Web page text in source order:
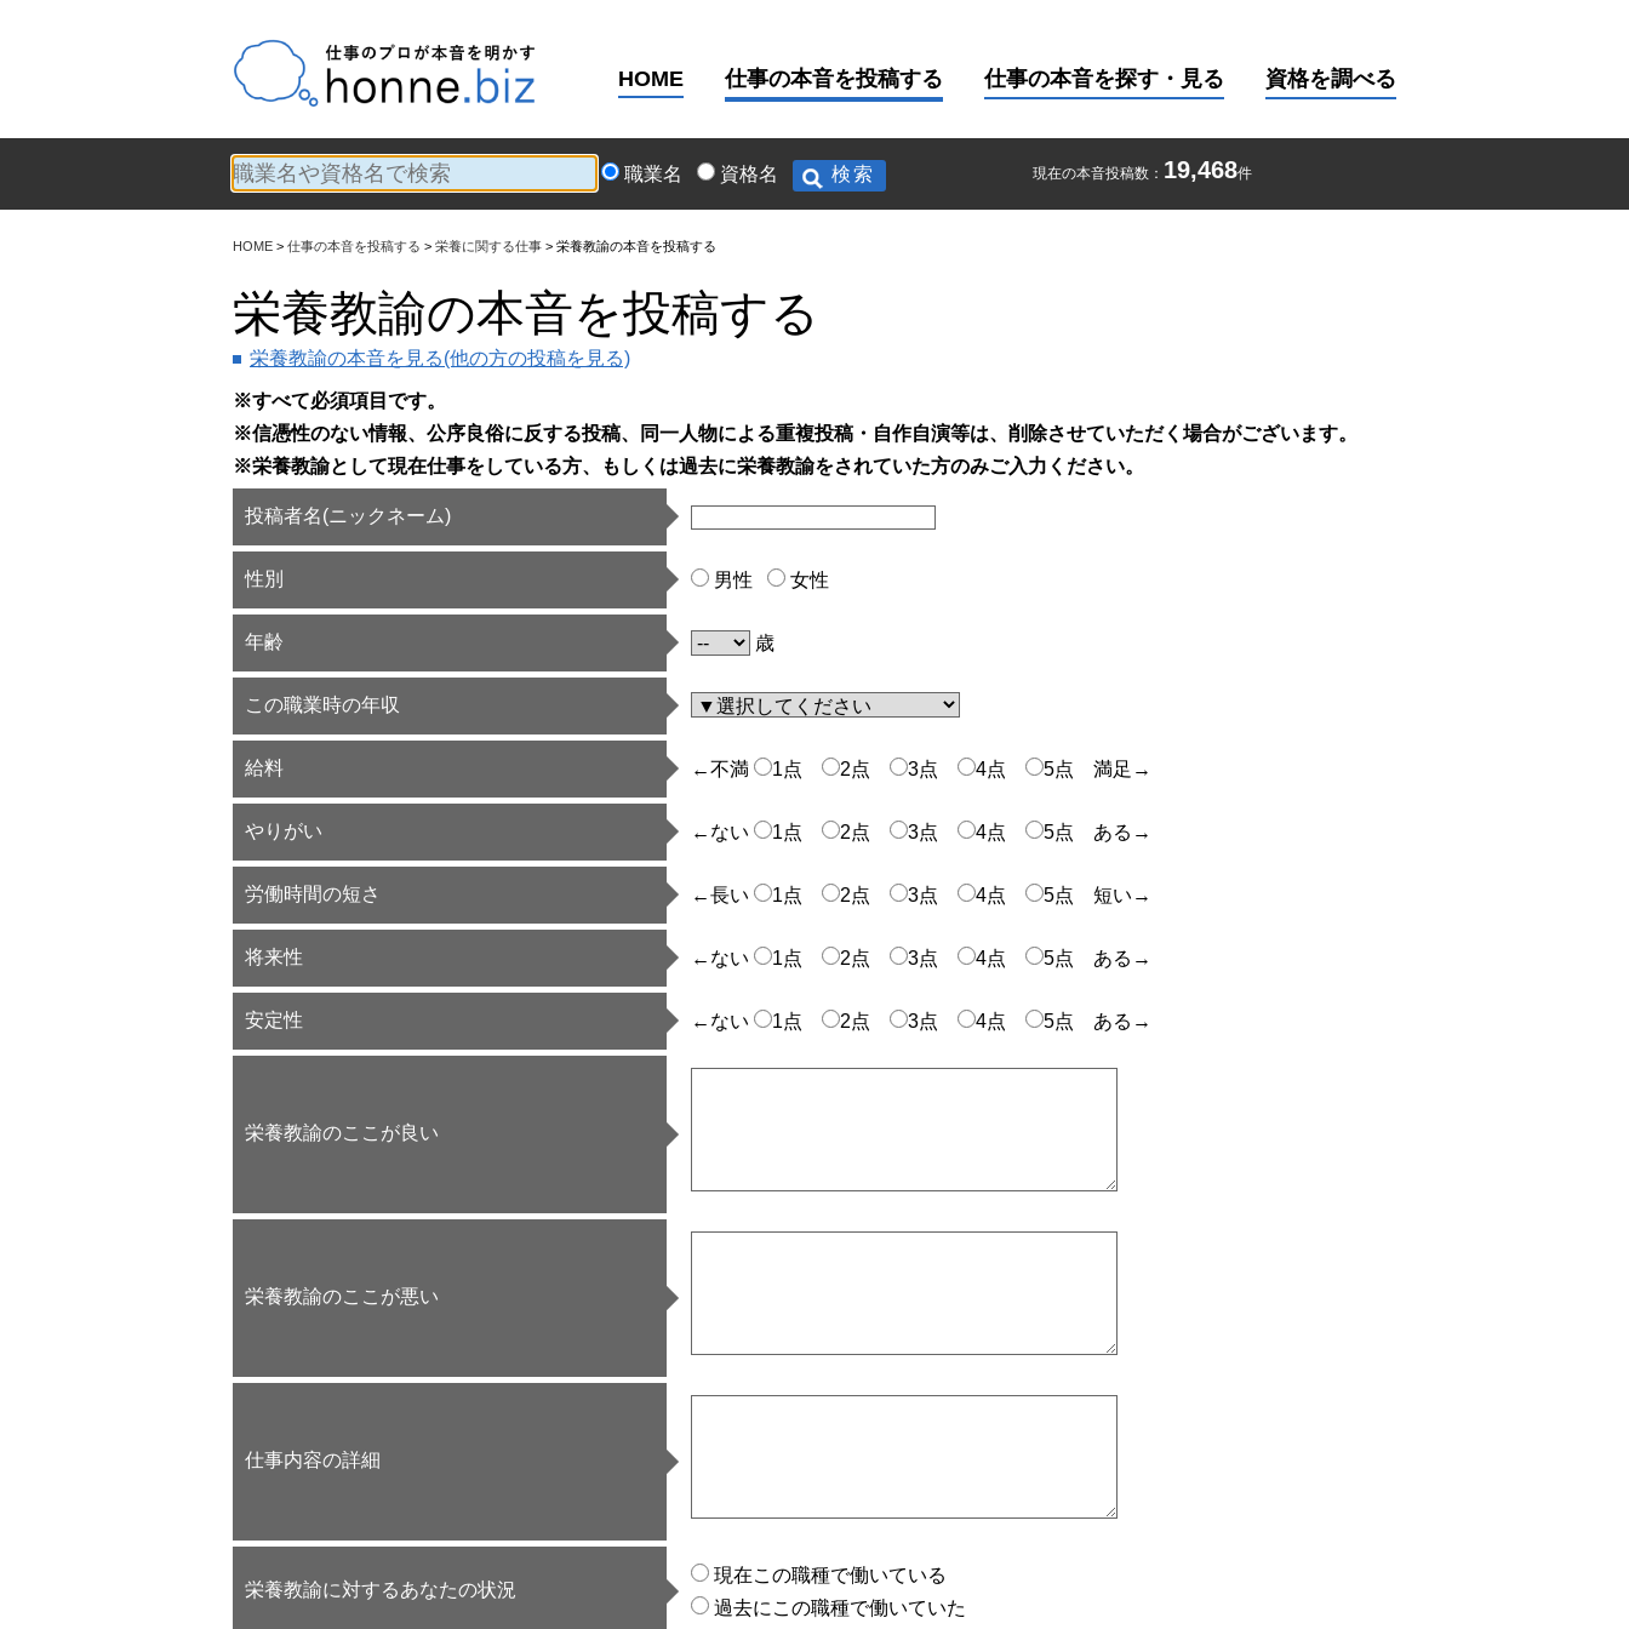
HOME 仕事の本音を投稿する 仕事の本音を探す・見る 資格を調べる
職業名 資格名 現在の本音投稿数： 19,468件
HOME 仕事の本音を投稿する 栄養に関する仕事 栄養教諭の本音を投稿する
栄養教諭の本音を投稿する
栄養教諭の本音を見る(他の方の投稿を見る)
※すべて必須項目です。
※信憑性のない情報、公序良俗に反する投稿、同一人物による重複投稿・自作自演等は、削除させていただく場合がございます。
※栄養教諭として現在仕事をしている方、もしくは過去に栄養教諭をされていた方のみご入力ください。
投稿者名(ニックネーム)
性別 男性 女性
年齢 歳
この職業時の年収
給料 ←不満 1点 2点 3点 4点 5点 満足→
やりがい ←ない 1点 2点 3点 4点 5点 ある→
労働時間の短さ ←長い 1点 2点 3点 4点 5点 短い→
将来性 ←ない 1点 2点 3点 4点 5点 ある→
安定性 ←ない 1点 2点 3点 4点 5点 ある→
栄養教諭のここが良い
栄養教諭のここが悪い
仕事内容の詳細
栄養教諭に対するあなたの状況
現在この職種で働いている
過去にこの職種で働いていた